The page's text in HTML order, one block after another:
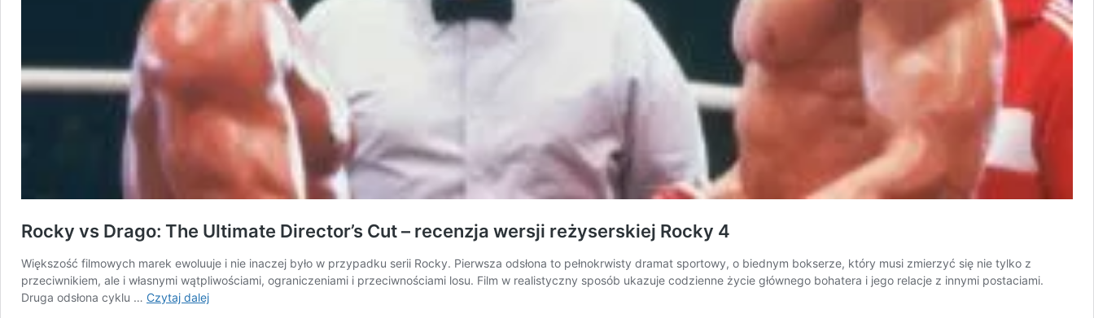
Rocky vs Drago: The Ultimate Director’s Cut – recenzja wersji reżyserskiej Rocky 4
Większość filmowych marek ewoluuje i nie inaczej było w przypadku serii Rocky. Pierwsza odsłona to pełnokrwisty dramat sportowy, o biednym bokserze, który musi zmierzyć się nie tylko z
przeciwnikiem, ale i własnymi wątpliwościami, ograniczeniami i przeciwnościami losu. Film w realistyczny sposób ukazuje codzienne życie głównego bohatera i jego relacje z innymi postaciami.
Druga odsłona cyklu … Czytaj dalejRocky